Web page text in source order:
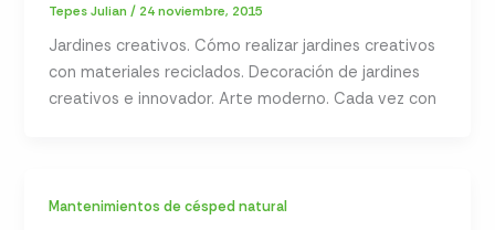
Tepes Julian/ 24 noviembre, 2015
Jardines creativos. Cómo realizar jardines creativos
con materiales reciclados. Decoración de jardines
creativos e innovador. Arte moderno. Cada vez con
Mantenimientos de césped natural